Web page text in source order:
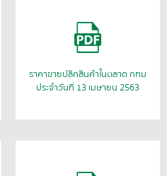
ราคาขายปลีกสินค้าในตลาด กทม
ประจำวันที่ 13 เมษายน 2563